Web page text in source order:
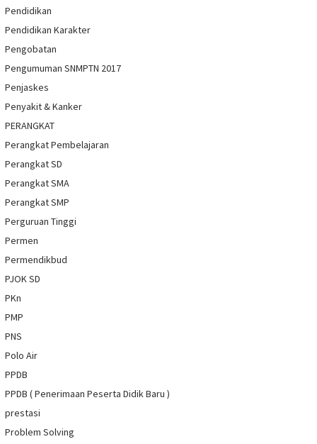
Pendidikan
Pendidikan Karakter
Pengobatan
Pengumuman SNMPTN 2017
Penjaskes
Penyakit & Kanker
PERANGKAT
Perangkat Pembelajaran
Perangkat SD
Perangkat SMA
Perangkat SMP
Perguruan Tinggi
Permen
Permendikbud
PJOK SD
PKn
PMP
PNS
Polo Air
PPDB
PPDB ( Penerimaan Peserta Didik Baru )
prestasi
Problem Solving